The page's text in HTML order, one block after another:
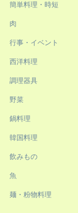
簡単料理・時短
肉
行事・イベント
西洋料理
調理器具
野菜
鍋料理
韓国料理
飲みもの
魚
麺・粉物料理